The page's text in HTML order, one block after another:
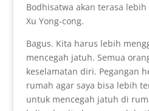
Bodhisatwa akan terasa lebih
Xu Yong-cong.
Bagus. Kita harus lebih
mencegah jatuh. Semua
keselamatan diri. Pegangan
rumah agar saya bisa lebih
untuk mencegah jatuh di